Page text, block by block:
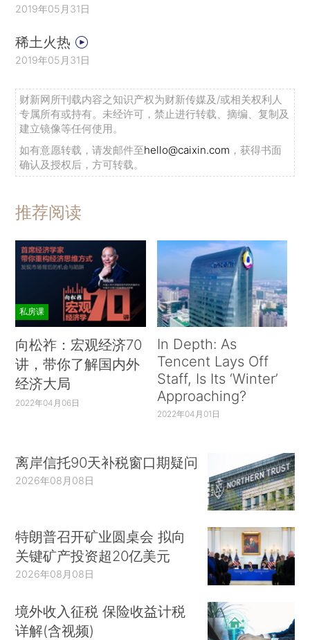
2019年05月31日
稀土火热
2019年05月31日
财新网所刊载内容之知识产权为财新传媒及/或相关权利人
专属所有或持有。未经许可，禁止进行转载、摘编、复制及
建立镜像等任何使用。
如有意愿转载，请发邮件至hello@caixin.com ，获得书面
确认及授权后，方可转载。
推荐阅读
私房课
向松祚：宏观经济70
讲，带你了解国内外
经济大局
2022年04月06日
In Depth: As
Tencent Lays Off
Staff, Is Its ‘Winter’
Approaching?
2022年04月01日
离岸信托90天补税窗口期疑问
2026年08月08日
特朗普召开矿业圆桌会 拟向
关键矿产投资超20亿美元
2026年08月08日
境外收入征税 保险收益计税
详解(含视频)